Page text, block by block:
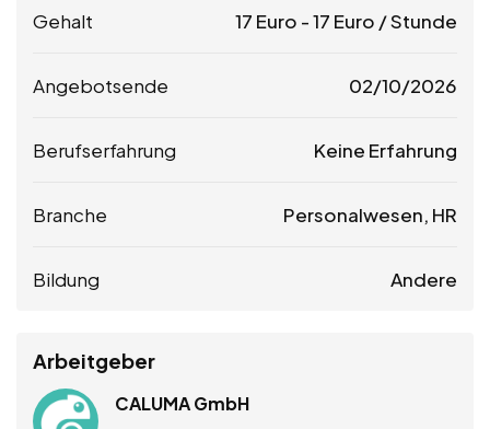
Gehalt 17 Euro -17 Euro / Stunde
Angebotsende 02/10/2026
Berufserfahrung Keine Erfahrung
Branche Personalwesen, HR
Bildung Andere
Arbeitgeber
CALUMA GmbH